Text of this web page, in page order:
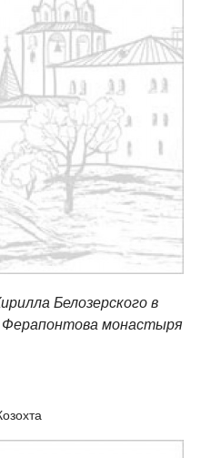
Белозерского в
Ферапонтова монастыря